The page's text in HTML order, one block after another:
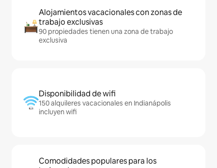
Alojamientos vacacionales con zonas de
trabajo exclusivas
90 propiedades tienen una zona de trabajo
exclusiva
Disponibilidad de wifi
150 alquileres vacacionales en Indianápolis
incluyen wifi
Comodidades populares para los